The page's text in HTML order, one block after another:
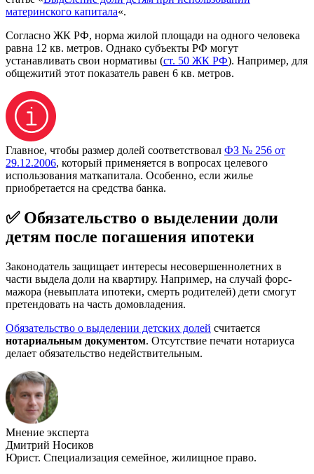
материнского капитала«.
Согласно ЖК РФ, норма жилой площади на одного человека
равна 12 кв. метров. Однако субъекты РФ могут
устанавливать свои нормативы (ст. 50 ЖК РФ). Например, для
общежитий этот показатель равен 6 кв. метров.
Главное, чтобы размер долей соответствовал ФЗ № 256 от
29.12.2006, который применяется в вопросах целевого
использования маткапитала. Особенно, если жилье
приобретается на средства банка.
✅ Обязательство о выделении доли
детям после погашения ипотеки
Законодатель защищает интересы несовершеннолетних в
части выдела доли на квартиру. Например, на случай форс-
мажора (невыплата ипотеки, смерть родителей) дети смогут
претендовать на часть домовладения.
Обязательство о выделении детских долей считается
нотариальным документом. Отсутствие печати нотариуса
делает обязательство недействительным.
Мнение эксперта
Дмитрий Носиков
Юрист. Специализация семейное, жилищное право.